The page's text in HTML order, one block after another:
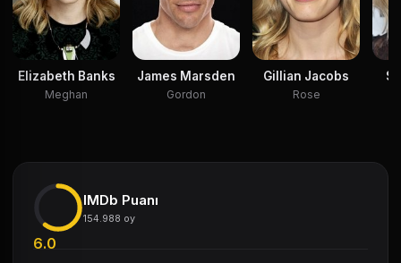
Elizabeth Banks
Meghan
James Marsden
Gordon
Gillian Jacobs
Rose
6.0
IMDb Puanı
154.988 oy